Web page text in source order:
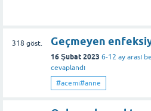
318 göst. Geçmeyen
16 Şubat 2023 6-12 ay arası
cevaplandı
#acemi#anne